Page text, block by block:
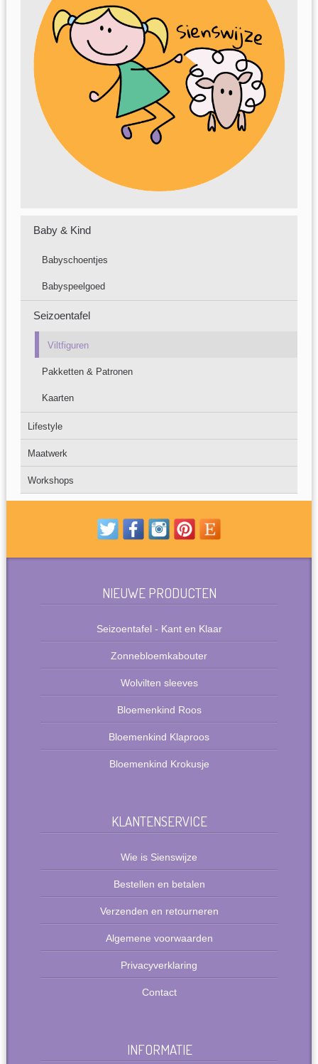
Baby & Kind
Babyschoentjes
Babyspeelgoed
Seizoentafel
Viltfiguren
Pakketten & Patronen
Kaarten
Lifestyle
Maatwerk
Workshops
NIEUWE PRODUCTEN
Seizoentafel - Kant en Klaar
Zonnebloemkabouter
Wolvilten sleeves
Bloemenkind Roos
Bloemenkind Klaproos
Bloemenkind Krokusje
KLANTENSERVICE
Wie is Sienswijze
Bestellen en betalen
Verzenden en retourneren
Algemene voorwaarden
Privacyverklaring
Contact
INFORMATIE